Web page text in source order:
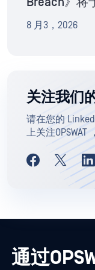
8 月3，2026
关注我们
请在您的
上关注
通过